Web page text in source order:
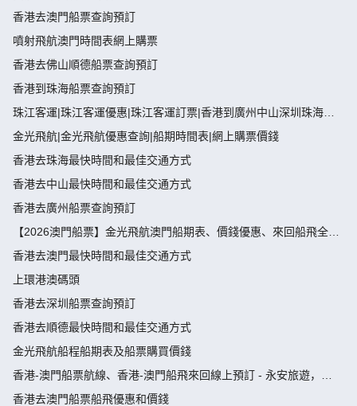
香港去澳門船票查詢預訂
噴射飛航澳門時間表網上購票
香港去佛山順德船票查詢預訂
香港到珠海船票查詢預訂
珠江客運|珠江客運優惠|珠江客運訂票|香港到廣州中山深圳珠海佛
山船票
金光飛航|金光飛航優惠查詢|船期時間表|網上購票價錢
香港去珠海最快時間和最佳交通方式
香港去中山最快時間和最佳交通方式
香港去廣州船票查詢預訂
【2026澳門船票】金光飛航澳門船期表、價錢優惠、來回船飛全攻
略
香港去澳門最快時間和最佳交通方式
上環港澳碼頭
香港去深圳船票查詢預訂
香港去順德最快時間和最佳交通方式
金光飛航船程船期表及船票購買價錢
香港-澳門船票航線、香港-澳門船飛來回線上預訂 - 永安旅遊，
wing on travel
香港去澳門船票船飛優惠和價錢